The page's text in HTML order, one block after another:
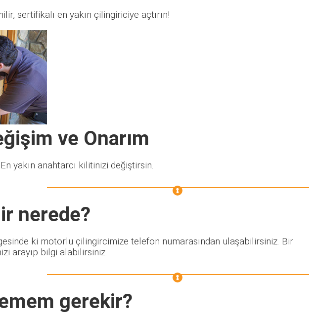
sertifikalı en yakın çilingiriciye açtırın!
ve Onarım
yakın anahtarcı kilitinizi değiştirsin.
nerede?
ki motorlu çilingircimize telefon numarasından ulaşabilirsiniz. Bir
arayıp bilgi alabilirsiniz.
gerekir?